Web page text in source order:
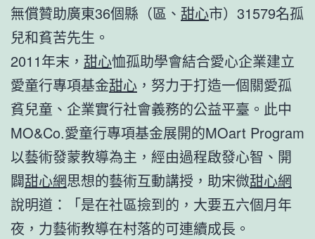
無償贊助廣東36個縣（區、 甜心市）31579名孤
兒和貧苦先生。
2011年末， 甜心恤孤助學會結合愛心企業建立
愛童行專項基金甜心 ，努力于打造一個關愛孤
貧兒童、企業實行社會義務的公益平臺。此中
MO&Co.愛童行專項基金展開的MOart Program
以藝術發蒙教導為主，經由過程啟發心智、開
闢甜心網思想的藝術互動講授，助宋微甜心網
說明道：「是在社區撿到的，大要五六個月年
夜，力藝術教導在村落的可連續成長。